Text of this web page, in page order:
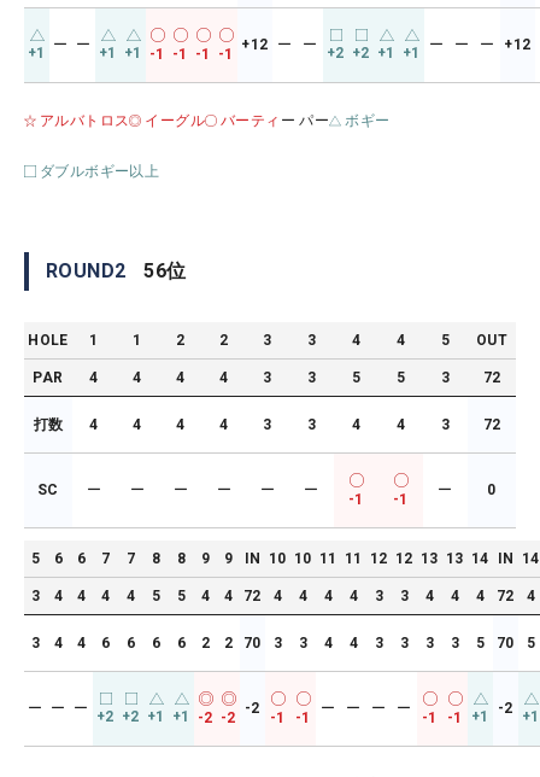
+1 ー ー +1 +1 -1 -1 -1 -1
+12 ー ー +2 +2 +1 +1 ー ー ー +12
アルバトロス イーグル バーティ ー パー ボギー
ダブルボギー以上
ROUND2 56位
HOLE 1 1 2 2 3 3 4 4 5 OUT
PAR 4 4 4 4 3 3 5 5 3 72
打数 4 4 4 4 3 3 4 4 3 72
SC ー ー ー ー ー ー
-1 -1
ー 0
5 6 6 7 7 8 8 9 9 IN 10 10 11 11 12 12 13 13 14 IN 14
3 4 4 4 4 5 5 4 4 72 4 4 4 4 3 3 4 4 4 72 4
3 4 4 6 6 6 6 2 2 70 3 3 4 4 3 3 3 3 5 70 5
ー ー ー +2 +2 +1 +1 -2 -2
-2
-1 -1
ー ー ー ー
-1 -1 +1 -2 +1